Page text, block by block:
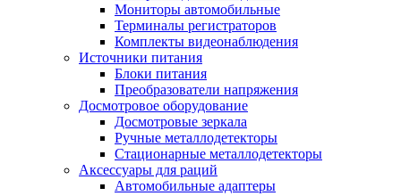
Мониторы автомобильные
Терминалы регистраторов
Комплекты видеонаблюдения
Источники питания
Блоки питания
Преобразователи напряжения
Досмотровое оборудование
Досмотровые зеркала
Ручные металлодетекторы
Стационарные металлодетекторы
Аксессуары для раций
Автомобильные адаптеры